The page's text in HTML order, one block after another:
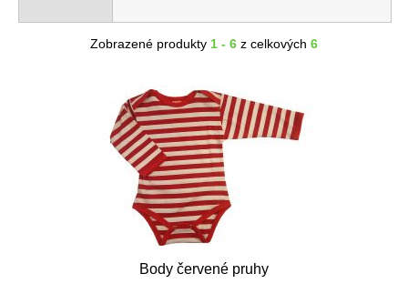
Zobrazené produkty 1 - 6 z celkových 6
Body červené pruhy